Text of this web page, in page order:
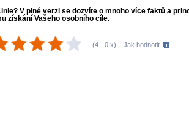
V plné verzi se dozvíte o mnoho více faktů a
získání Vašeho osobního cíle.
(4 - 0 x) Jak hodnotit